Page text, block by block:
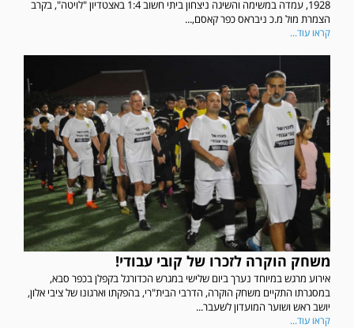
1928, עמדה במשימה והשיגה ניצחון ביתי חשוב 1:4 באצטדיון "לויטה", בקרב
הצמרת מול מ.כ ניבראס כפר קאסם,...
קראו עוד...
משחק הוקרה לזכרו של קובי עבודי!
אירוע מרגש במיוחד נערך ביום שלישי במגרש הכדורגל בקפלן בכפר סבא,
במסגרתו התקיים משחק הוקרה, הדרבי הבית"רי, בהפקתו וארגונו של ציבי אלון,
יושב ראש ושוער המועדון לשעבר...
קראו עוד...